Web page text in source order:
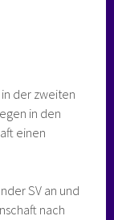
der zweiten
in den
einen
SV an und
nach